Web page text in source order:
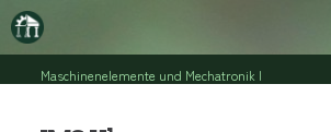
Maschinenelemente und Mechatronik I